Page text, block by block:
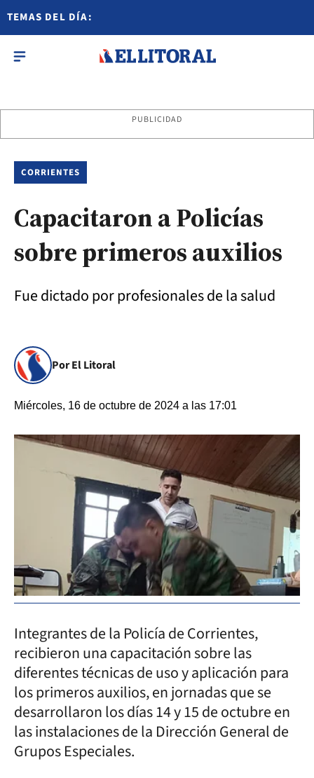
TEMAS DEL DÍA:
PUBLICIDAD
CORRIENTES
Capacitaron a Policías
sobre primeros auxilios
Fue dictado por profesionales de la salud
Por El Litoral
Miércoles, 16 de octubre de 2024 a las 17:01
Integrantes de la Policía de Corrientes,
recibieron una capacitación sobre las
diferentes técnicas de uso y aplicación para
los primeros auxilios, en jornadas que se
desarrollaron los días 14 y 15 de octubre en
las instalaciones de la Dirección General de
Grupos Especiales.